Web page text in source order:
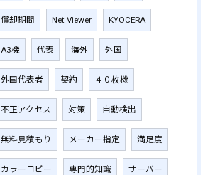
償却期間 Net Viewer KYOCERA
A3機 代表 海外 外国
外国代表者 契約 ４０枚機
不正アクセス 対策 自動検出
無料見積もり メーカー指定 満足度
カラーコピー 専門的知識 サーバー